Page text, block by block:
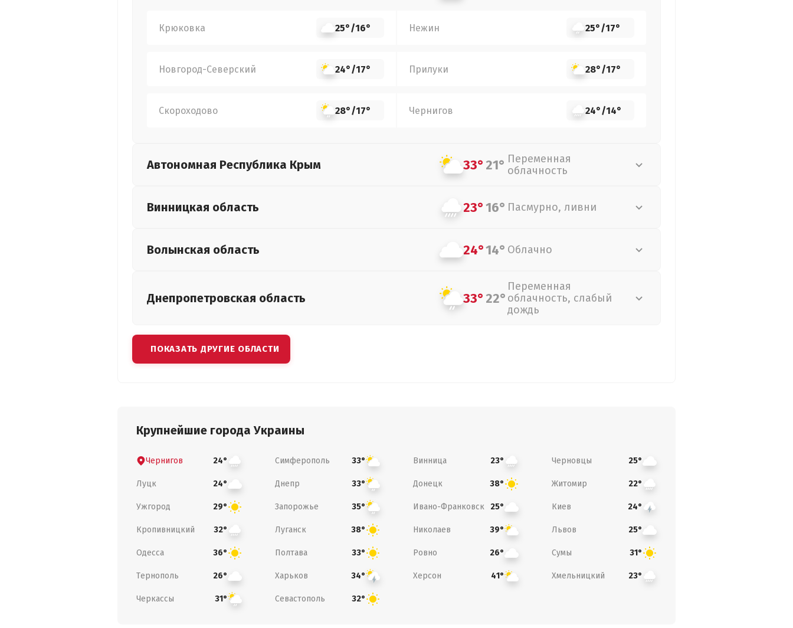
Крюковка 25°/16° Нежин 25°/17°
Новгород-Северский 24°/17° Прилуки 28°/17°
Скороходово 28°/17° Чернигов 24°/14°
Автономная Республика Крым 33°21° Переменная
облачность
Винницкая область 23°16° Пасмурно, ливни
Волынская область 24°14° Облачно
Днепропетровская область 33°22°
Переменная
облачность, слабый
дождь
ПОКАЗАТЬ ДРУГИЕ ОБЛАСТИ
Крупнейшие города Украины
Чернигов 24° Симферополь 33° Винница 23° Черновцы 25°
Луцк 24° Днепр 33° Донецк 38° Житомир 22°
Ужгород 29° Запорожье 35° Ивано-Франковск 25° Киев 24°
Кропивницкий 32° Луганск 38° Николаев 39° Львов 25°
Одесса 36° Полтава 33° Ровно 26° Сумы 31°
Тернополь 26° Харьков 34° Херсон 41° Хмельницкий 23°
Черкассы 31° Севастополь 32°